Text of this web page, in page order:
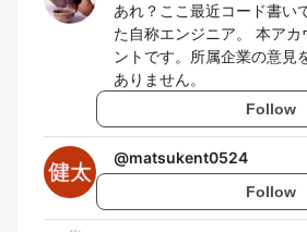
あれ？ここ最近コード書い
た自称エンジニア。 本アカ
ントです。所属企業の意見
ありません。
Follow
@matsukent0524
Follow